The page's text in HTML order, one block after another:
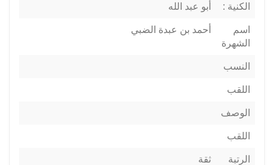
الكنية : أبو عبد الله
اسم
الشهرة
أحمد بن عبدة الضبي
النسب
اللقب
الوصف
اللقب
الرتبة ثقة